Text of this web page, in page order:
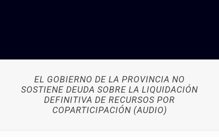
EL GOBIERNO DE LA PROVINCIA NO
SOSTIENE DEUDA SOBRE LA LIQUIDACIÓN
DEFINITIVA DE RECURSOS POR
COPARTICIPACIÓN (AUDIO)